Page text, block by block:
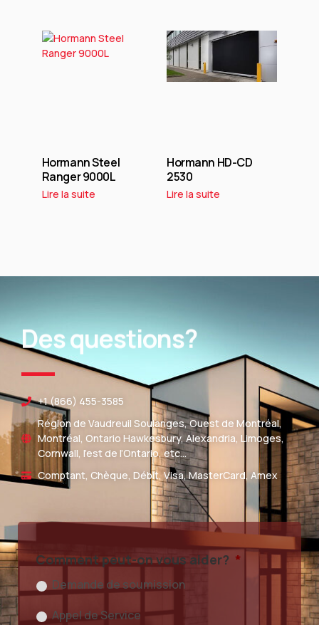
Hormann Steel
Ranger 9000L
Lire la suite
Hormann HD-CD
2530
Lire la suite
Des questions?
+1 (866) 455-3585
Région de Vaudreuil Soulanges, Ouest de Montréal,
Montréal, Ontario Hawkesbury, Alexandria, Limoges,
Cornwall, l’est de l’Ontario, etc…
Comptant, Chèque, Débit, Visa, MasterCard, Amex
Comment peut-on vous aider? *
Demande de soumission
Appel de Service